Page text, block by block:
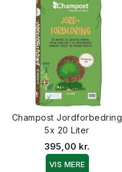
Champost Jordforbedring
5x 20 Liter
395,00 kr.
VIS MERE